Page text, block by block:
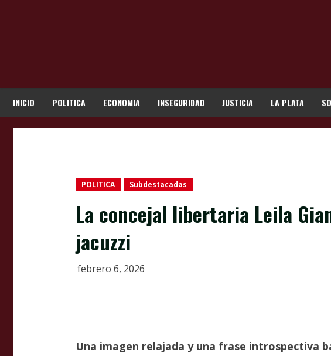
INICIO POLITICA ECONOMIA INSEGURIDAD JUSTICIA LA PLATA
POLITICA Subdestacadas
La concejal libertaria Leila
jacuzzi
febrero 6, 2026
Una imagen relajada y una frase introspectiva